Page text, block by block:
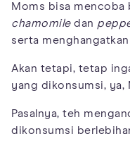
Moms bisa mencoba
chamomiledan
serta
Akan tetapi, tetap
yang dikonsumsi, ya,
Pasalnya, teh
dikonsumsi